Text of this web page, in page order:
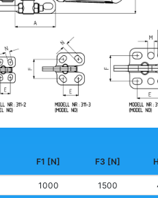
F1 [N] F3 [N]
1000 1500